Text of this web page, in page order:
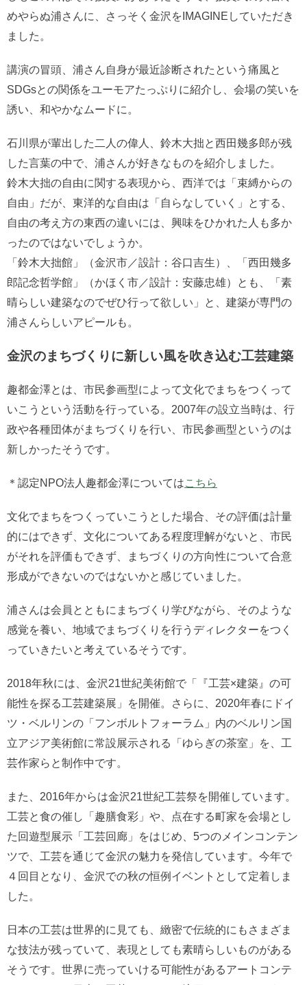
めやらぬ浦さんに、さっそく金沢をIMAGINEしていただき
ました。
講演の冒頭、浦さん自身が最近診断されたという痛風と
SDGsとの関係をユーモアたっぷりに紹介し、会場の笑いを
誘い、和やかなムードに。
石川県が輩出した二人の偉人、鈴木大拙と西田幾多郎が残
した言葉の中で、浦さんが好きなものを紹介しました。
鈴木大拙の自由に関する表現から、西洋では「束縛からの
自由」だが、東洋的な自由は「自らなしていく」とする、
自由の考え方の東西の違いには、興味をひかれた人も多か
ったのではないでしょうか。
「鈴木大拙館」（金沢市／設計：谷口吉生）、「西田幾多
郎記念哲学館」（かほく市／設計：安藤忠雄）とも、「素
晴らしい建築なのでぜひ行って欲しい」と、建築が専門の
浦さんらしいアピールも。
金沢のまちづくりに新しい風を吹き込む工芸建築
趣都金澤とは、市民参画型によって文化でまちをつくって
いこうという活動を行っている。2007年の設立当時は、行
政や各種団体がまちづくりを行い、市民参画型というのは
新しかったそうです。
＊認定NPO法人趣都金澤についてはこちら
文化でまちをつくっていこうとした場合、その評価は計量
的にはできず、文化についてある程度理解がないと、市民
がそれを評価もできず、まちづくりの方向性について合意
形成ができないのではないかと感じていました。
浦さんは会員とともにまちづくり学びながら、そのような
感覚を養い、地域でまちづくりを行うディレクターをつく
っていきたいと考えているそうです。
2018年秋には、金沢21世紀美術館で「『工芸×建築』の可
能性を探る工芸建築展」を開催。さらに、2020年春にドイ
ツ・ベルリンの「フンボルトフォーラム」内のベルリン国
立アジア美術館に常設展示される「ゆらぎの茶室」を、工
芸作家らと制作中です。
また、2016年からは金沢21世紀工芸祭を開催しています。
工芸と食の催し「趣膳食彩」や、点在する町家を会場とし
た回遊型展示「工芸回廊」をはじめ、5つのメインコンテン
ツで、工芸を通じて金沢の魅力を発信しています。今年で
４回目となり、金沢での秋の恒例イベントとして定着しま
した。
日本の工芸は世界的に見ても、緻密で伝統的にもさまざま
な技法が残っていて、表現としても素晴らしいものがある
そうです。世界に売っていける可能性があるアートコンテ